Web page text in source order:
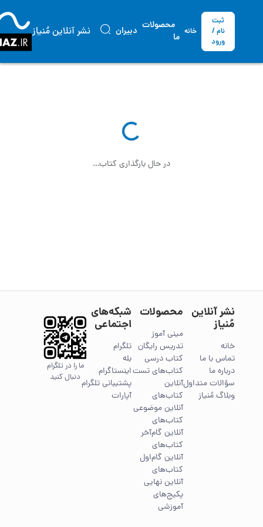
ثبت
نام /
ورود
خانه
محصولات
ما
دبیران نشر آنلاین مُنیاز
در حال بارگذاری کتاب…
نشر آنلاین
مُنیاز
خانه
تماس با ما
درباره ما
سؤالات متداول
وبلاگ مُنیاز
محصولات
مینی آموز
تدریس رایگان
کتاب درسی
کتاب‌های تست
آنلاین
کتاب‌های
آنلاین موضوعی
کتاب‌های
آنلاین گام‌آخر
کتاب‌های
آنلاین گام‌اول
کتاب‌های
آنلاین نهایی
پکیج‌های
آموزشی
شبکه‌های
اجتماعی
تلگرام
بله
اینستاگرام
پشتیبانی تلگرام
آپارات
ما را در تلگرام
دنبال کنید